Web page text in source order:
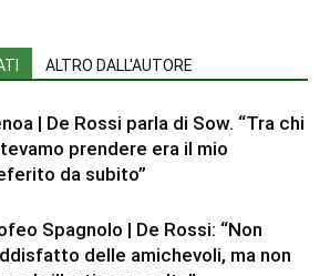
ALTRO DALL'AUTORE
| De Rossi parla di Sow. “Tra chi
prendere era il mio
da subito”
Spagnolo | De Rossi: “Non
delle amichevoli, ma non